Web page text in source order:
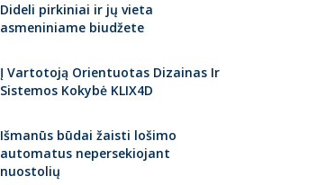
Dideli pirkiniai ir jų vieta
asmeniniame biudžete
Į Vartotoją Orientuotas Dizainas Ir
Sistemos Kokybė KLIX4D
Išmanūs būdai žaisti lošimo
automatus nepersekiojant
nuostolių